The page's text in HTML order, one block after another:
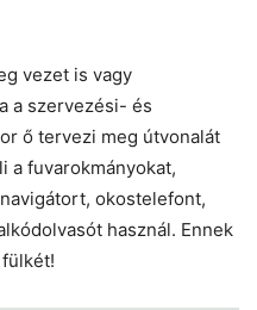
vezet is vagy
a szervezési- és
ő tervezi meg útvonalát
a fuvarokmányokat,
okostelefont,
használ. Ennek